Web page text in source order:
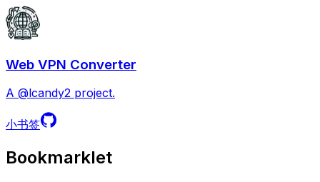
Web VPN Converter
A @lcandy2 project.
小书签
Bookmarklet